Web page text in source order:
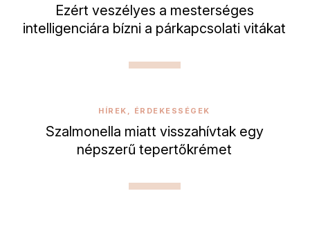
Ezért veszélyes a mesterséges
intelligenciára bízni a párkapcsolati vitákat
HÍREK, ÉRDEKESSÉGEK
Szalmonella miatt visszahívtak egy
népszerű tepertőkrémet